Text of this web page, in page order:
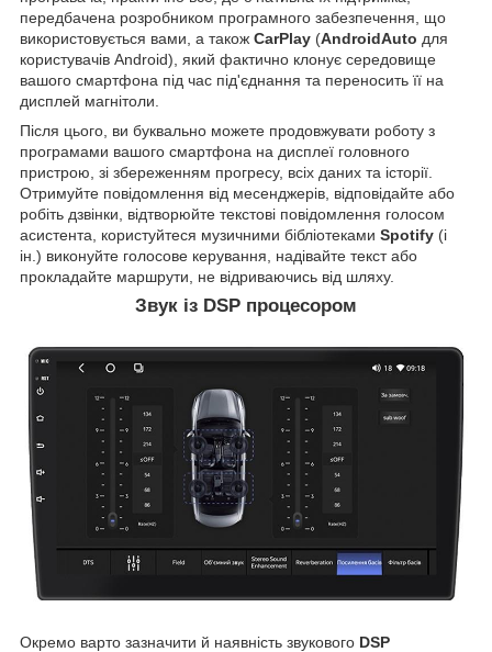
передбачена розробником програмного забезпечення, що
використовується вами, а також CarPlay (AndroidAuto для
користувачів Android), який фактично клонує середовище
вашого смартфона під час під'єднання та переносить її на
дисплей магнітоли.
Після цього, ви буквально можете продовжувати роботу з
програмами вашого смартфона на дисплеї головного
пристрою, зі збереженням прогресу, всіх даних та історії.
Отримуйте повідомлення від месенджерів, відповідайте або
робіть дзвінки, відтворюйте текстові повідомлення голосом
асистента, користуйтеся музичними бібліотеками Spotify (і
ін.) виконуйте голосове керування, надівайте текст або
прокладайте маршрути, не відриваючись від шляху.
Звук із DSP процесором
Окремо варто зазначити й наявність звукового DSP